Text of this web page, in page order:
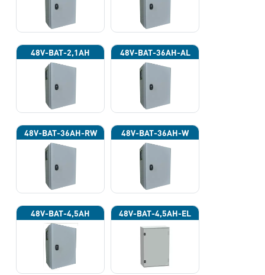
48V-BAT-2,1AH 48V-BAT-36AH-AL
48V-BAT-36AH-RW 48V-BAT-36AH-W
48V-BAT-4,5AH 48V-BAT-4,5AH-EL